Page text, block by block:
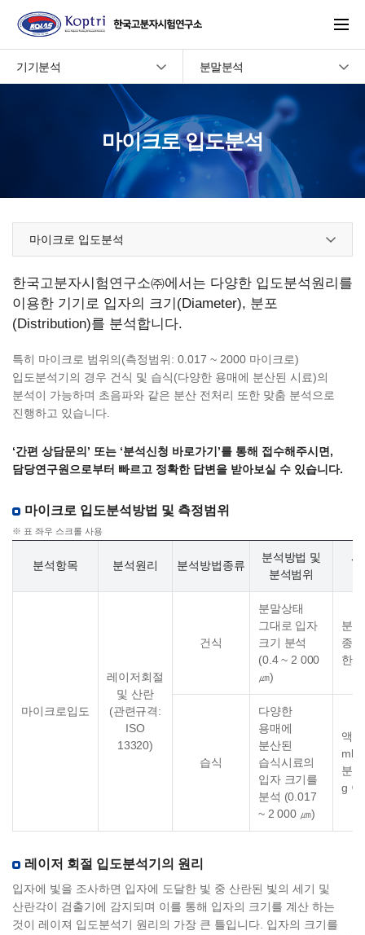
기기분석 분말분석
마이크로 입도분석
마이크로 입도분석
한국고분자시험연구소㈜에서는 다양한 입도분석원리를
이용한 기기로 입자의 크기(Diameter), 분포
(Distribution)를 분석합니다.
특히 마이크로 범위의(측정범위: 0.017 ~ 2000 마이크로)
입도분석기의 경우 건식 및 습식(다양한 용매에 분산된 시료)의
분석이 가능하며 초음파와 같은 분산 전처리 또한 맞춤 분석으로
진행하고 있습니다.
‘간편 상담문의’ 또는 ‘분석신청 바로가기’를 통해 접수해주시면,
담당연구원으로부터 빠르고 정확한 답변을 받아보실 수 있습니다.
마이크로 입도분석방법 및 측정범위
※ 표 좌우 스크롤 사용
분석항목 분석원리 분석방법종류
분석방법 및
분석범위
시
마이크로입도
레이저회절
및 산란
(관련규격:
ISO
13320)
건식
분말상태
그대로 입자
크기 분석
(0.4 ~ 2 000
㎛)
분
종
한
습식
다양한
용매에
분산된
습식시료의
입자 크기를
분석 (0.017
~ 2 000 ㎛)
액
ml
분
g 이
레이저 회절 입도분석기의 원리
입자에 빛을 조사하면 입자에 도달한 빛 중 산란된 빛의 세기 및
산란각이 검출기에 감지되며 이를 통해 입자의 크기를 계산 하는
것이 레이져 입도분석기 원리의 가장 큰 틀입니다. 입자의 크기를